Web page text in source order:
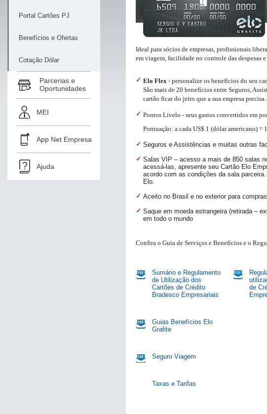
Portal Cartões PJ
Benefícios e Ofertas
Cotação Dólar
Renegociação
Escritural
Parcerias e
Oportunidades
MEI
App Net Empresa
Ajuda
Ideal para sócios de empresas, profissionais
em viagem, facilidade no controle das despesas
Elo Flex- personalize os benefícios do seu
São mais de 20 benefícios entre Seguros,
cartão ficar do jeito que a sua empresa precisa.
Pontos Livelo - seus gastos convertidos em
Pontuação: a cada US$ 1 (dólar americano) =
Seguros e Assistências e muitas outras
Salas VIP – acesso a mais de 850 salas
acessá-las, apresente seu Cartão Elo
acordo com as condições da sala
Elo.
Aceito no Brasil e no exterior para
Saque em moeda estrangeira (retirada –
em todo o mundo
Confira o Guia de Serviços e Benefícios e o
Sumário e Regulamento
de Utilização dos
Cartões de Crédito
Bradesco Empresariais
de
Guias Benefícios Elo
Grafite
Seguro Viagem
Taxas e Tarifas